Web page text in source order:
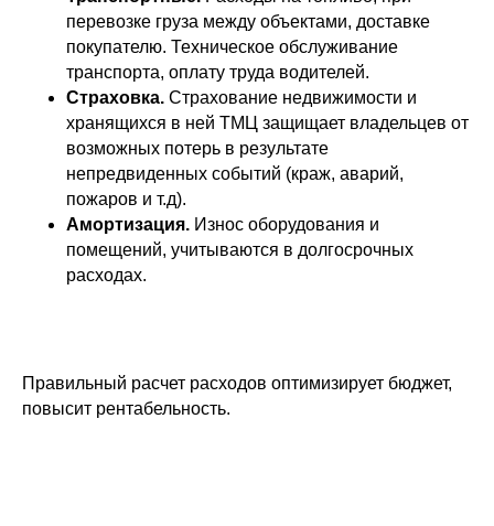
перевозке груза между объектами, доставке
покупателю. Техническое обслуживание
транспорта, оплату труда водителей.
Страховка. Страхование недвижимости и
хранящихся в ней ТМЦ защищает владельцев от
возможных потерь в результате
непредвиденных событий (краж, аварий,
пожаров и т.д).
Амортизация. Износ оборудования и
помещений, учитываются в долгосрочных
расходах.
Правильный расчет расходов оптимизирует бюджет,
повысит рентабельность.